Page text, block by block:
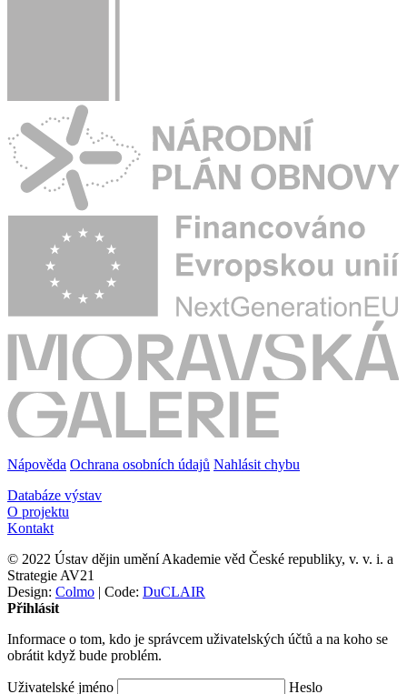
Nápověda Ochrana osobních údajů Nahlásit chybu
Databáze výstav
O projektu
Kontakt
© 2022 Ústav dějin umění Akademie věd České republiky, v. v. i. a
Strategie AV21
Design: Colmo | Code: DuCLAIR
Přihlásit
Informace o tom, kdo je správcem uživatelských účtů a na koho se
obrátit když bude problém.
Uživatelské jméno Heslo